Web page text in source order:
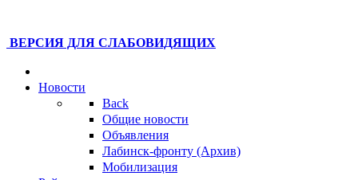
ВЕРСИЯ ДЛЯ СЛАБОВИДЯЩИХ
Новости
Back
Общие новости
Объявления
Лабинск-фронту (Архив)
Мобилизация